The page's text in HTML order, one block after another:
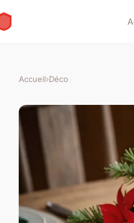
Accueil›Déco